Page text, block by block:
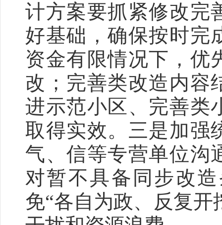
计方案要抓紧修改完
好基础，确保按时完
资金有限情况下，优
改；完善类改造内容
进示范小区、完善类
取得实效。三是加强
气、信等专营单位沟
对暂不具备同步改
免“各自为政、反复